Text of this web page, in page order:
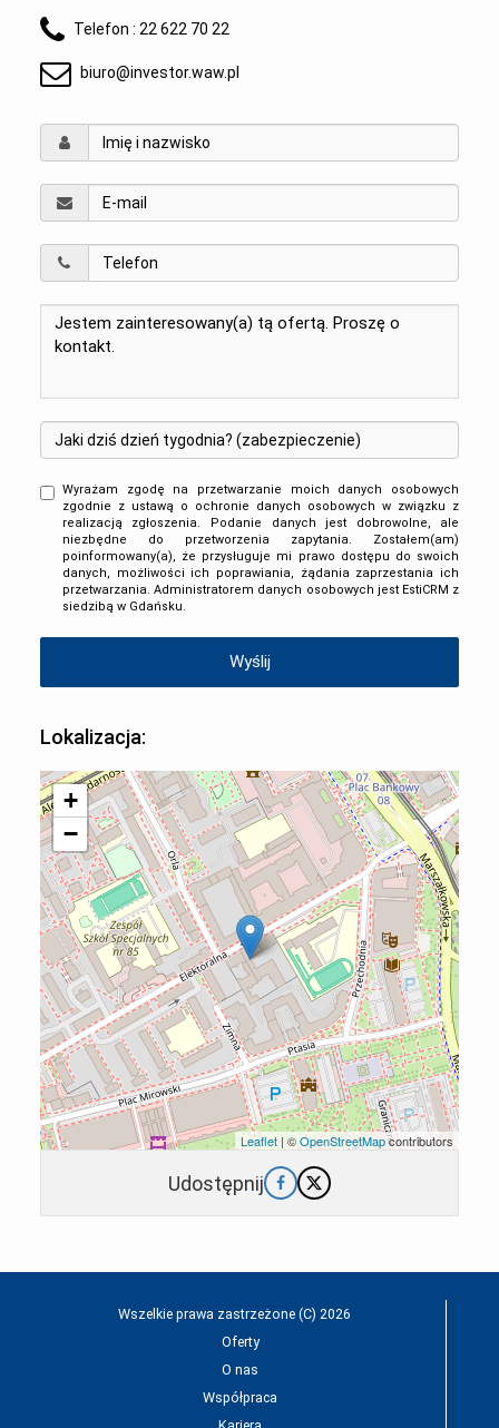
Telefon : 22 622 70 22
biuro@investor.waw.pl
Wyrażam zgodę na przetwarzanie moich danych osobowych
zgodnie z ustawą o ochronie danych osobowych w związku z
realizacją zgłoszenia. Podanie danych jest dobrowolne, ale
niezbędne do przetworzenia zapytania. Zostałem(am)
poinformowany(a), że przysługuje mi prawo dostępu do swoich
danych, możliwości ich poprawiania, żądania zaprzestania ich
przetwarzania. Administratorem danych osobowych jest EstiCRM z
siedzibą w Gdańsku.
Lokalizacja:
+
−
Leaflet| ©OpenStreetMapcontributors
Udostępnij
Wszelkie prawa zastrzeżone (C) 2026
Oferty
O nas
Współpraca